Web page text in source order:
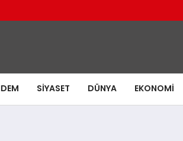
SIYASET DÜNYA EKONOMI